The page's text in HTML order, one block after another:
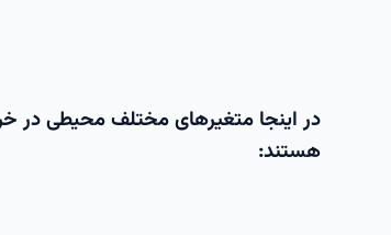
در اینجا متغیرهای مختلف محیطی در
هستند: